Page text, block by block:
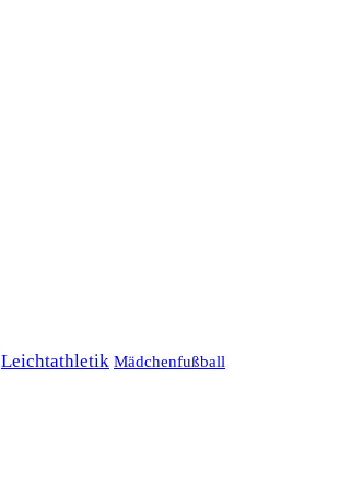
Leichtathletik Mädchenfußball